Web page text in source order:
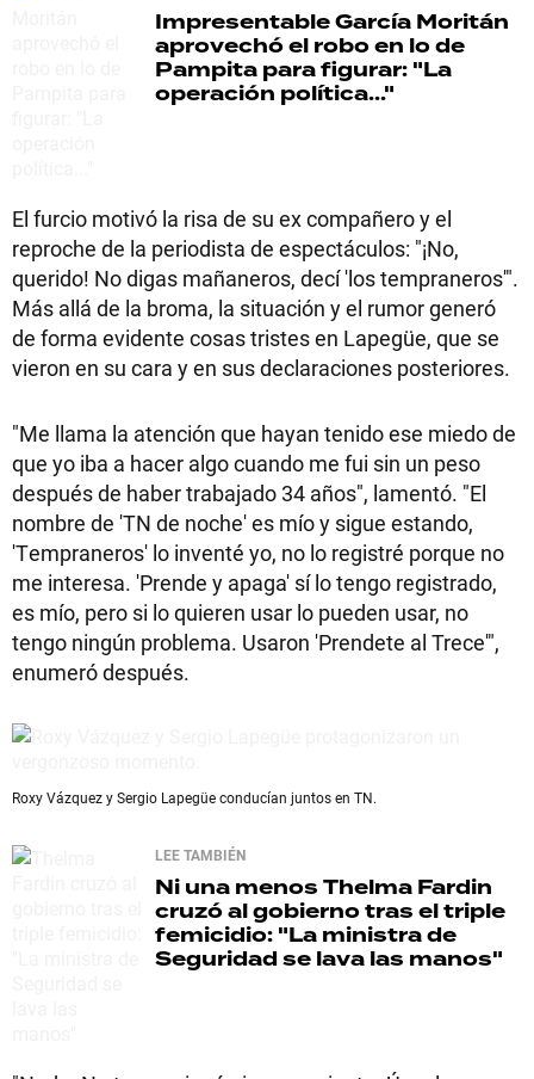
ImpresentableGarcía Moritán
aprovechó el robo en lo de
Pampita para figurar: "La
operación política..."
El furcio motivó la risa de su ex compañero y el
reproche de la periodista de espectáculos: "¡No,
querido! No digas mañaneros, decí 'los tempraneros'".
Más allá de la broma, la situación y el rumor generó
de forma evidente cosas tristes en Lapegüe, que se
vieron en su cara y en sus declaraciones posteriores.
"Me llama la atención que hayan tenido ese miedo de
que yo iba a hacer algo cuando me fui sin un peso
después de haber trabajado 34 años", lamentó. "El
nombre de 'TN de noche' es mío y sigue estando,
'Tempraneros' lo inventé yo, no lo registré porque no
me interesa. 'Prende y apaga' sí lo tengo registrado,
es mío, pero si lo quieren usar lo pueden usar, no
tengo ningún problema. Usaron 'Prendete al Trece'",
enumeró después.
Roxy Vázquez y Sergio Lapegüe conducían juntos en TN.
LEE TAMBIÉN
Ni una menos Thelma Fardin
cruzó al gobierno tras el triple
femicidio: "La ministra de
Seguridad se lava las manos"